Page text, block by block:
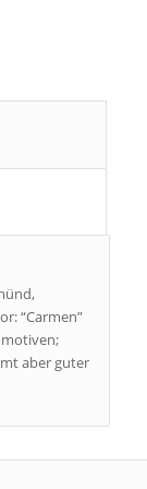
(0)
“Carmen”
aber guter